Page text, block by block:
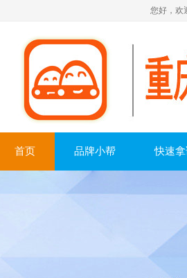
您好，欢迎
首页 品牌小帮 快速拿